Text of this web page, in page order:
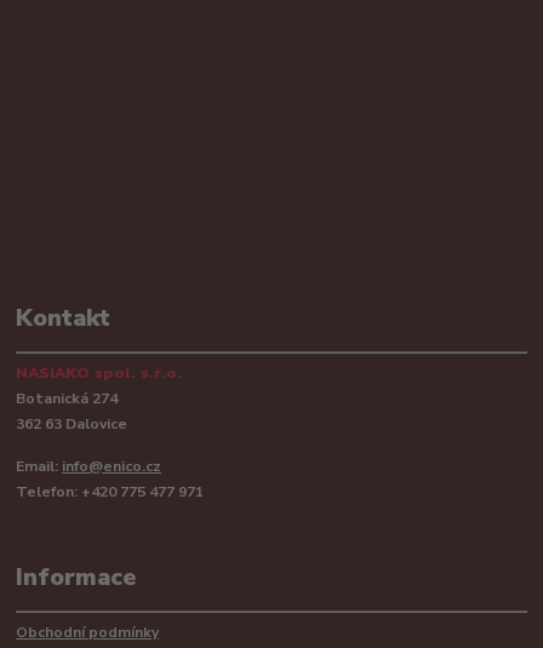
Kontakt
NASIAKO spol. s.r.o.
Botanická 274
362 63 Dalovice
Email: info@enico.cz
Telefon: +420 775 477 971
Informace
Obchodní podmínky